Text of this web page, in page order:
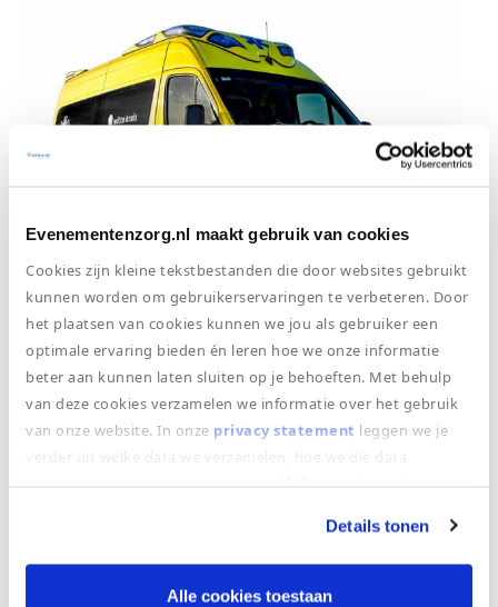
Evenementenzorg.nl maakt gebruik van cookies
Cookies zijn kleine tekstbestanden die door websites gebruikt
kunnen worden om gebruikerservaringen te verbeteren. Door
het plaatsen van cookies kunnen we jou als gebruiker een
optimale ervaring bieden én leren hoe we onze informatie
beter aan kunnen laten sluiten op je behoeften. Met behulp
van deze cookies verzamelen we informatie over het gebruik
van onze website. In onze privacy statement leggen we je
"alle cookies toestaan"? Zo nee, kiest u dan voor "alleen
noodzakelijke cookies".
Details tonen
Alle cookies toestaan
Ambulance